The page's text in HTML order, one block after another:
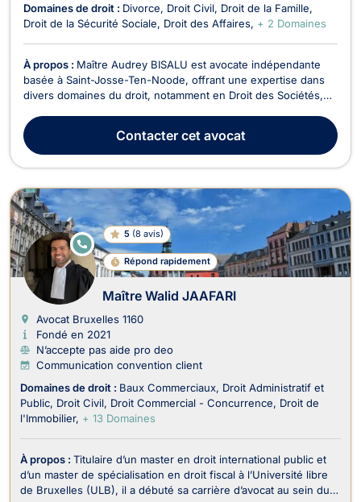
Domaines de droit : Divorce Droit Civil Droit de la Famille
Droit de la Sécurité Sociale
Droit des Affaires + 2 Domaines
À propos : Maître Audrey BISALU est avocate indépendante
basée à Saint-Josse-Ten-Noode, offrant une expertise dans
divers domaines du droit, notamment en Droit des Sociétés,
Affaires, Divorce, et Droit de la Sécurité Sociale. En Droit des
Sociétés, Maître BISALU accompag...
Contactercet avocat
5 (8 avis)
Répond rapidement
E
N
LI
G
N
E
Maître Walid JAAFARI
Avocat Bruxelles 1160
Fondé en 2021
N’accepte pas aide pro deo
Communication convention client
Domaines de droit : Baux Commerciaux Droit Administratif et
Public Droit Civil Droit Commercial - Concurrence
Droit de
l'Immobilier + 13 Domaines
À propos : Titulaire d’un master en droit international public et
d’un master de spécialisation en droit fiscal à l’Université libre
de Bruxelles (ULB), il a débuté sa carrière d’avocat au sein du